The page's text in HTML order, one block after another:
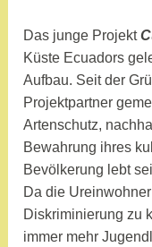
n
Das junge Projekt
Küste Ecuadors
Aufbau. Seit der
Projektpartner
Artenschutz,
Bewahrung ihres
Bevölkerung lebt
Da die
Diskriminierung zu
immer mehr